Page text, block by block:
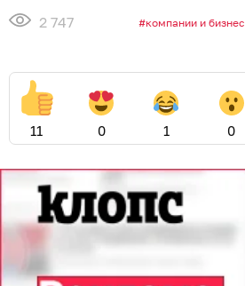
2 747 компании и бизнес
11 0 1 0